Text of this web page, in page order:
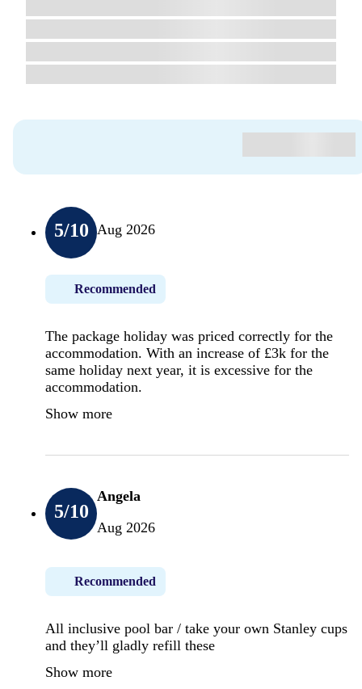
5/10 Aug 2026
Recommended
The package holiday was priced correctly for the
accommodation. With an increase of £3k for the
same holiday next year, it is excessive for the
accommodation.
Show more
5/10
Angela
Aug 2026
Recommended
All inclusive pool bar / take your own Stanley cups
and they’ll gladly refill these
Show more